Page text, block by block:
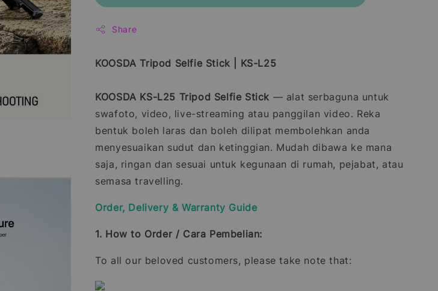
Share
KOOSDA Tripod Selfie Stick | KS-L25
KOOSDA KS-L25 Tripod Selfie Stick — alat serbaguna untuk
swafoto, video, live-streaming atau panggilan video. Reka
bentuk boleh laras dan boleh dilipat membolehkan anda
menyesuaikan sudut dan ketinggian. Mudah dibawa ke mana
saja, ringan dan sesuai untuk kegunaan di rumah, pejabat, atau
semasa travelling.
Order, Delivery & Warranty Guide
1. How to Order / Cara Pembelian:
To all our beloved customers, please take note that: